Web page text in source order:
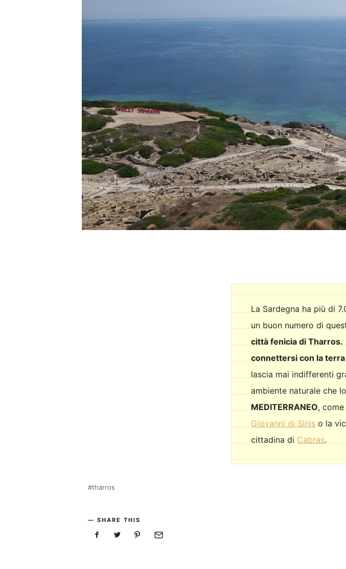
La Sardegna ha più di
un buon numero di
città fenicia di Tharros.
connettersi con la terra
lascia mai indifferenti
ambiente naturale che
MEDITERRANEO,
Giovanni di Sinis o la
cittadina di Cabras.
tharros
SHARE THIS